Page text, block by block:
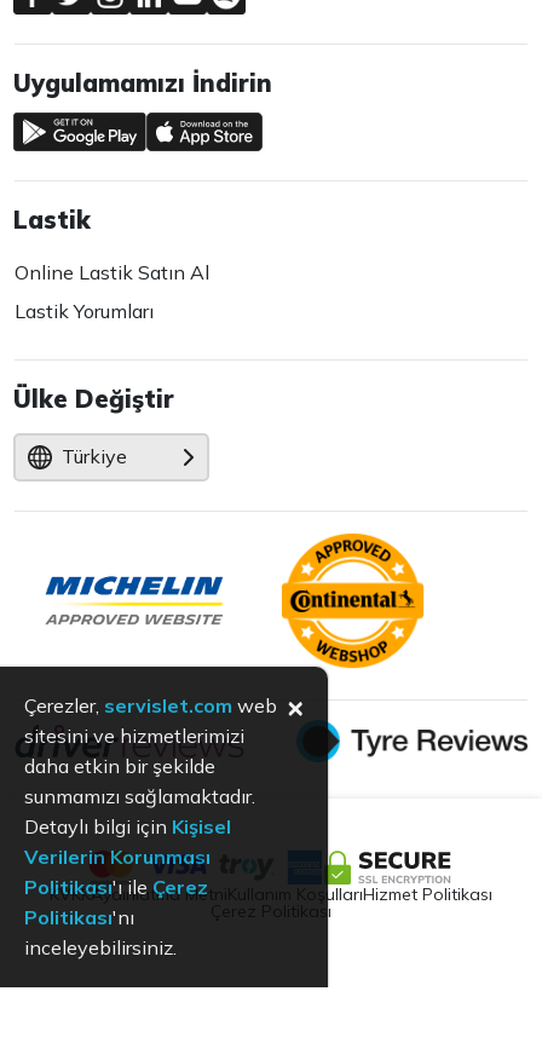
Uygulamamızı İndirin
Lastik
Online Lastik Satın Al
Lastik Yorumları
Ülke Değiştir
Türkiye
KVKKAydınlatma Metni Kullanım KoşullarıHizmet Politikası
Çerez Politikası
Çerezler, servislet.com web
sitesini ve hizmetlerimizi
daha etkin bir şekilde
sunmamızı sağlamaktadır.
Detaylı bilgi için Kişisel
Verilerin Korunması
Politikası'ı ile Çerez
Politikası'nı
inceleyebilirsiniz.
×